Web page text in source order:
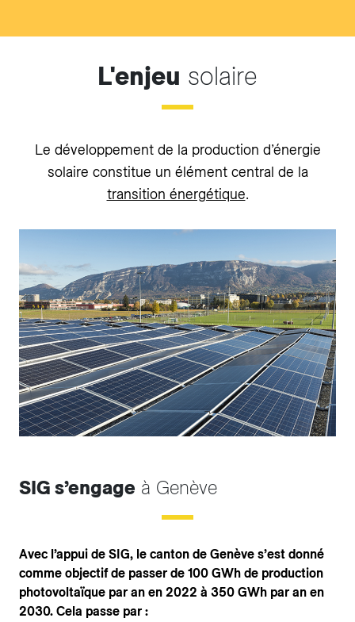
L'enjeu solaire
Le développement de la production d’énergie
solaire constitue un élément central de la
transition énergétique.
SIG s’engage à Genève
Avec l’appui de SIG, le canton de Genève s’est donné
comme objectif de passer de 100 GWh de production
photovoltaïque par an en 2022 à 350 GWh par an en
2030. Cela passe par :